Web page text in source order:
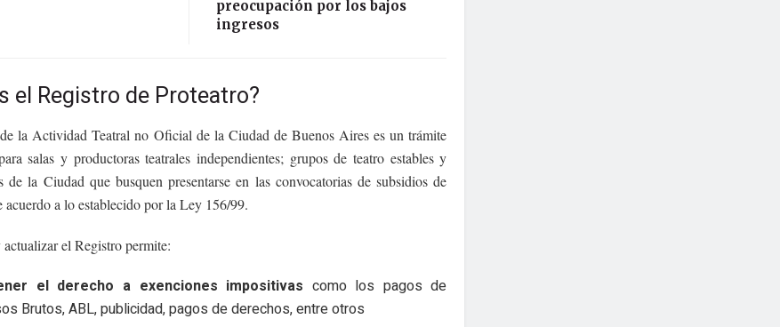
preocupación por los bajos
ingresos
el Registro de Proteatro?
la Actividad Teatral no Oficial de la Ciudad de Buenos Aires es un trámite
salas y productoras teatrales independientes; grupos de teatro estables y
de la Ciudad que busquen presentarse en las convocatorias de subsidios de
acuerdo a lo establecido por la Ley 156/99.
el Registro permite:
el derecho a exenciones impositivas como los pagos de
Brutos, ABL, publicidad, pagos de derechos, entre otros